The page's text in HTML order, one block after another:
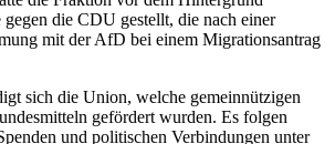
gegen die CDU gestellt, die nach einer
mit der AfD bei einem Migrationsantrag
sich die Union, welche gemeinnützigen
gefördert wurden. Es folgen
und politischen Verbindungen unter